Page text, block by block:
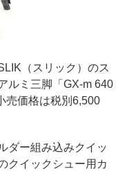
（スリック）のス
ルミ三脚「GX-m 640
売価格は税別6,500
ダー組み込みクイッ
クイックシュー用カ